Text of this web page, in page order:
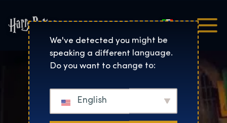
Harry Potter™: The
Italiano
We've detected you might be
speaking a different language.
Do you want to change to:
English